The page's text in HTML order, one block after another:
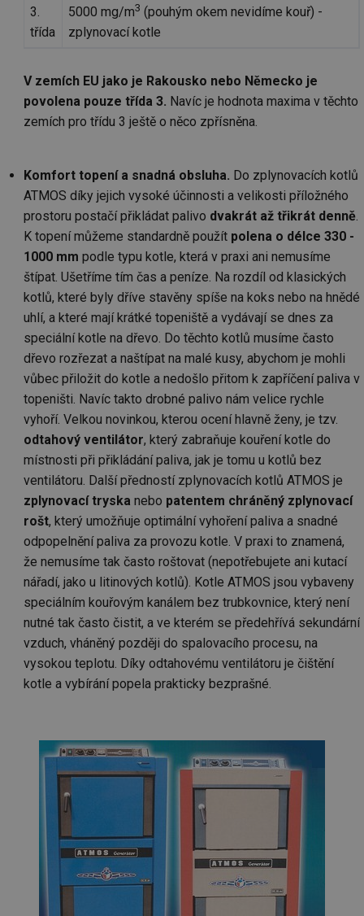
3.
třída
5000 mg/m3 (pouhým okem nevidíme kouř) -
zplynovací kotle
V zemích EU jako je Rakousko nebo Německo je
povolena pouze třída 3. Navíc je hodnota maxima v těchto
zemích pro třídu 3 ještě o něco zpřísněna.
Komfort topení a snadná obsluha. Do zplynovacích kotlů
ATMOS díky jejich vysoké účinnosti a velikosti příložného
prostoru postačí přikládat palivo dvakrát až třikrát denně.
K topení můžeme standardně použít polena o délce 330 -
1000 mm podle typu kotle, která v praxi ani nemusíme
štípat. Ušetříme tím čas a peníze. Na rozdíl od klasických
kotlů, které byly dříve stavěny spíše na koks nebo na hnědé
uhlí, a které mají krátké topeniště a vydávají se dnes za
speciální kotle na dřevo. Do těchto kotlů musíme často
dřevo rozřezat a naštípat na malé kusy, abychom je mohli
vůbec přiložit do kotle a nedošlo přitom k zapříčení paliva v
topeništi. Navíc takto drobné palivo nám velice rychle
vyhoří. Velkou novinkou, kterou ocení hlavně ženy, je tzv.
odtahový ventilátor, který zabraňuje kouření kotle do
místnosti při přikládání paliva, jak je tomu u kotlů bez
ventilátoru. Další předností zplynovacích kotlů ATMOS je
zplynovací tryska nebo patentem chráněný zplynovací
rošt, který umožňuje optimální vyhoření paliva a snadné
odpopelnění paliva za provozu kotle. V praxi to znamená,
že nemusíme tak často roštovat (nepotřebujete ani kutací
nářadí, jako u litinových kotlů). Kotle ATMOS jsou vybaveny
speciálním kouřovým kanálem bez trubkovnice, který není
nutné tak často čistit, a ve kterém se předehřívá sekundární
vzduch, vháněný později do spalovacího procesu, na
vysokou teplotu. Díky odtahovému ventilátoru je čištění
kotle a vybírání popela prakticky bezprašné.